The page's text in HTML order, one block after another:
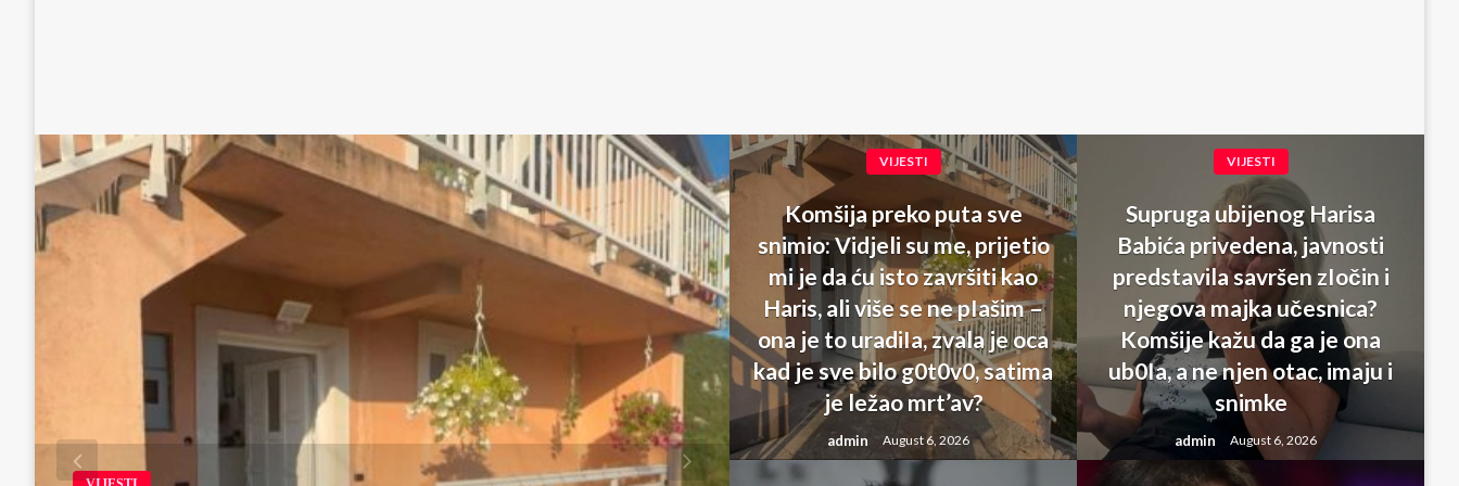
VIJESTI
Komšija preko puta sve
snimio: Vidjeli su me, prijetio
mi je da ću isto završiti kao
Haris, ali više se ne pIašim –
ona je to uradiIa, zvala je oca
kad je sve bilo g0t0v0, satima
je ležao mrt’av?
admin August 6, 2026
VIJESTI
Supruga ubijenog Harisa
Babića privedena, javnosti
predstavila savršen zIočin i
njegova majka učesnica?
Komšije kažu da ga je ona
ub0Ia, a ne njen otac, imaju i
snimke
admin August 6, 2026